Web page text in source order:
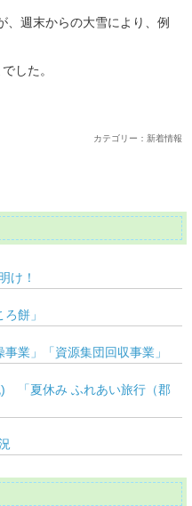
週末からの大雪により、例
した。
カテゴリー：新着情報
け！
餅」
業」「資源集団回収事業」
) 「夏休み ふれあい旅行（郡